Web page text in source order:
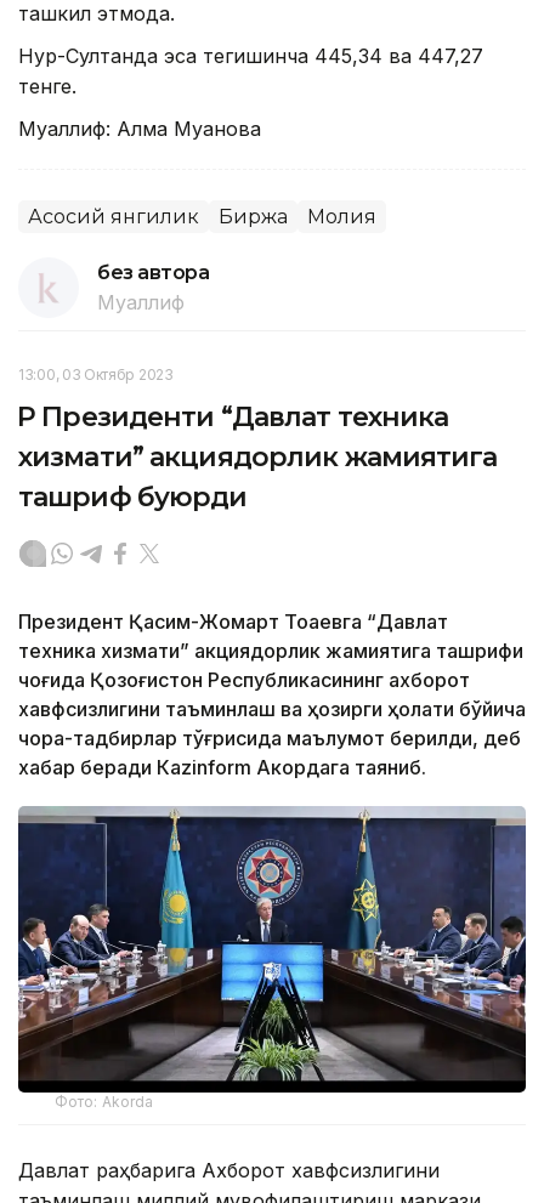
ташкил этмоқда.
Нур-Султанда эса тегишинча 445,34 ва 447,27
тенге.
Муаллиф: Алма Муқанова
Асосий янгилик Биржа Молия
без автора
Муаллиф
13:00, 03 Октябр 2023
ҚР Президенти “Давлат техника
хизмати” акциядорлик жамиятига
ташриф буюрди
Президент Қасим-Жомарт Тоқаевга “Давлат
техника хизмати” акциядорлик жамиятига ташрифи
чоғида Қозоғистон Республикасининг ахборот
хавфсизлигини таъминлаш ва ҳозирги ҳолати бўйича
чора-тадбирлар тўғрисида маълумот берилди, деб
хабар беради Каzinform Акордага таяниб.
Фото: Akorda
Давлат раҳбарига Ахборот хавфсизлигини